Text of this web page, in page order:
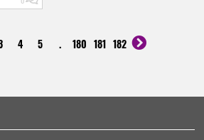
4 5 . 180 181 182